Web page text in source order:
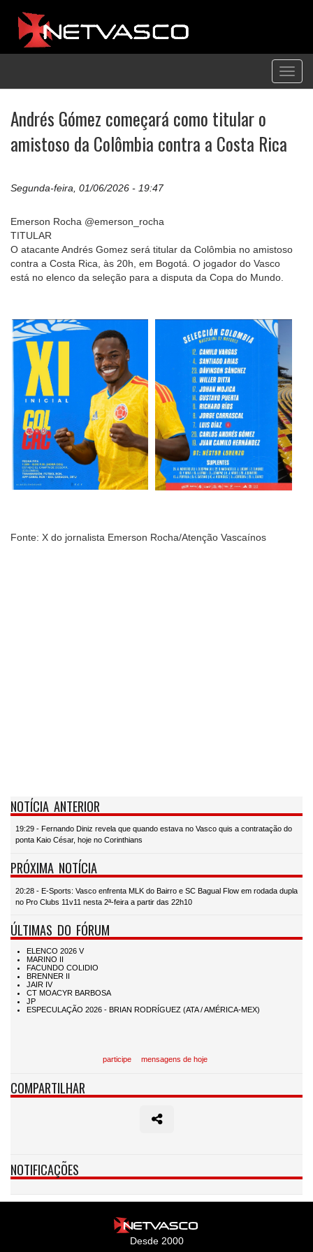
Andrés Gómez começará como titular o
amistoso da Colômbia contra a Costa Rica
Segunda-feira, 01/06/2026 - 19:47
Emerson Rocha @emerson_rocha
TITULAR
O atacante Andrés Gomez será titular da Colômbia no amistoso
contra a Costa Rica, às 20h, em Bogotá. O jogador do Vasco
está no elenco da seleção para a disputa da Copa do Mundo.
Fonte: X do jornalista Emerson Rocha/Atenção Vascaínos
NOTÍCIA ANTERIOR
19:29 - Fernando Diniz revela que quando estava no Vasco quis a contratação do
ponta Kaio César, hoje no Corinthians
PRÓXIMA NOTÍCIA
20:28 - E-Sports: Vasco enfrenta MLK do Bairro e SC Bagual Flow em rodada dupla
no Pro Clubs 11v11 nesta 2ª-feira a partir das 22h10
ÚLTIMAS DO FÓRUM
participe mensagens de hoje
COMPARTILHAR
NOTIFICAÇÕES
Desde 2000